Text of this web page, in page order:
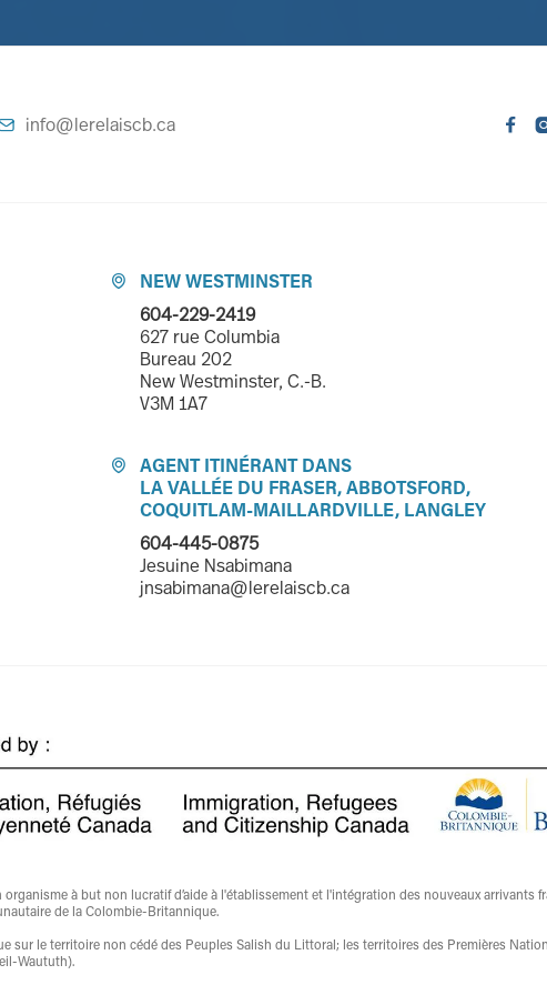
info@lerelaiscb.ca 

NEW WESTMINSTER
604-229-2419
627 rue Columbia
Bureau 202
New Westminster, C.-B.
V3M 1A7

AGENT ITINÉRANT DANS
LA VALLÉE DU FRASER, ABBOTSFORD,
COQUITLAM-MAILLARDVILLE, LANGLEY
604-445-0875
Jesuine Nsabimana
jnsabimana@lerelaiscb.ca
à but non lucratif d’aide à l'établissement et l'intégration des nouveaux arrivants
de la Colombie-Britannique.
sur le territoire non cédé des Peuples Salish du Littoral; les territoires des Premières
Waututh).